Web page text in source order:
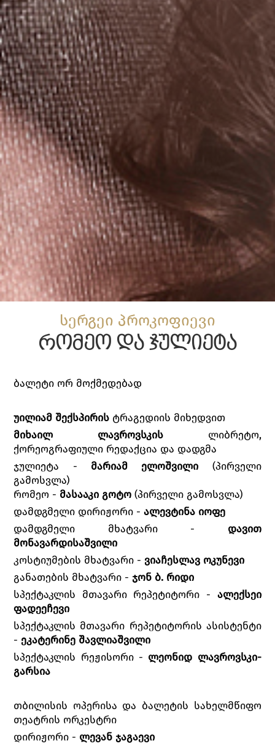
სერგეი პროკოფიევი
რომეო და ჯულიეტა
ბალეტი ორ მოქმედებად
უილიამ შექსპირის ტრაგედიის მიხედვით
მიხაილ ლავროვსკისლიბრეტო,
ქორეოგრაფიული რედაქცია და დადგმა
ჯულიეტა - მარიამ ელოშვილი (პირველი
გამოსვლა)
რომეო - მასააკი გოტო (პირველი გამოსვლა)
დამდგმელი დირიჟორი -ალევტინა იოფე
დამდგმელი მხატვარი - დავით
მონავარდისაშვილი
კოსტიუმების მხატვარი - ვიაჩესლავ ოკუნევი
განათების მხატვარი - ჯონ ბ. რიდი
სპექტაკლის მთავარი რეპეტიტორი - ალექსეი
ფადეეჩევი
სპექტაკლის მთავარი რეპეტიტორის ასისტენტი
- ეკატერინე შავლიაშვილი
სპექტაკლის რეჟისორი - ლეონიდ ლავროვსკი-
გარსია
თბილისის ოპერისა და ბალეტის სახელმწიფო
თეატრის ორკესტრი
დირიჟორი - ლევან ჯაგაევი